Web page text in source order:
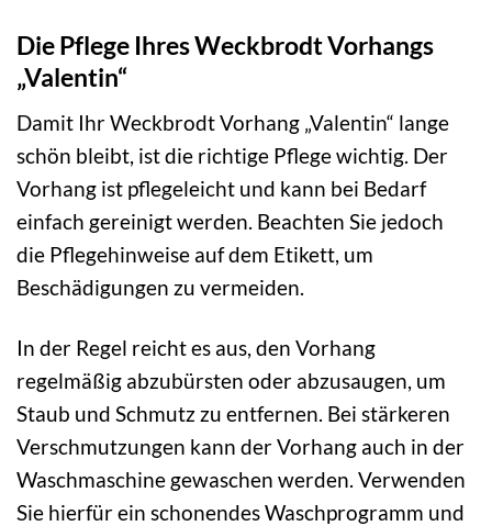
Die Pflege Ihres Weckbrodt Vorhangs
„Valentin“
Damit Ihr Weckbrodt Vorhang „Valentin“ lange
schön bleibt, ist die richtige Pflege wichtig. Der
Vorhang ist pflegeleicht und kann bei Bedarf
einfach gereinigt werden. Beachten Sie jedoch
die Pflegehinweise auf dem Etikett, um
Beschädigungen zu vermeiden.
In der Regel reicht es aus, den Vorhang
regelmäßig abzubürsten oder abzusaugen, um
Staub und Schmutz zu entfernen. Bei stärkeren
Verschmutzungen kann der Vorhang auch in der
Waschmaschine gewaschen werden. Verwenden
Sie hierfür ein schonendes Waschprogramm und